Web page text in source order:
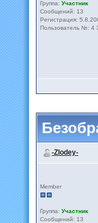
Группа: Участник
Сообщений: 13
Регистрация:
Пользователь №: 4
-Zlodey-
Member
Группа: Участник
Сообщений: 13